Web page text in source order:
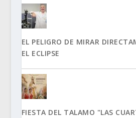
EL PELIGRO DE MIRAR
EL ECLIPSE
FIESTA DEL TALAMO "LAS